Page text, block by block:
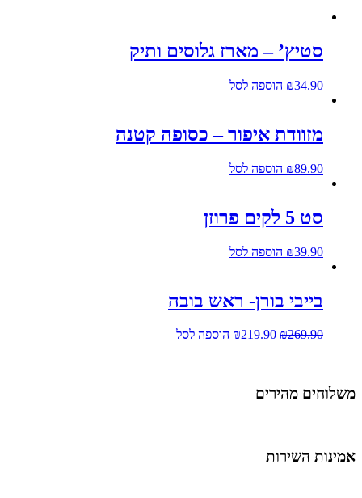
סטיץ’ – מארז גלוסים ותיק
₪34.90 הוספה לסל
מזוודת איפור – כסופה קטנה
₪89.90 הוספה לסל
סט 5 לקים פרוזן
₪39.90 הוספה לסל
בייבי בורן- ראש בובה
₪269.90
₪219.90 הוספה לסל
מהירים
השירות